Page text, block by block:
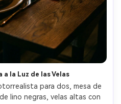
a la Luz de las Velas
para dos, mesa de
lino negras, velas altas con
IA
100 %
Gratis→